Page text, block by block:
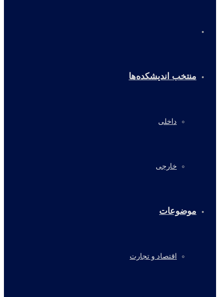
منتخب اندیشکده‌ها
داخلی
خارجی
موضوعات
اقتصاد و تجارت